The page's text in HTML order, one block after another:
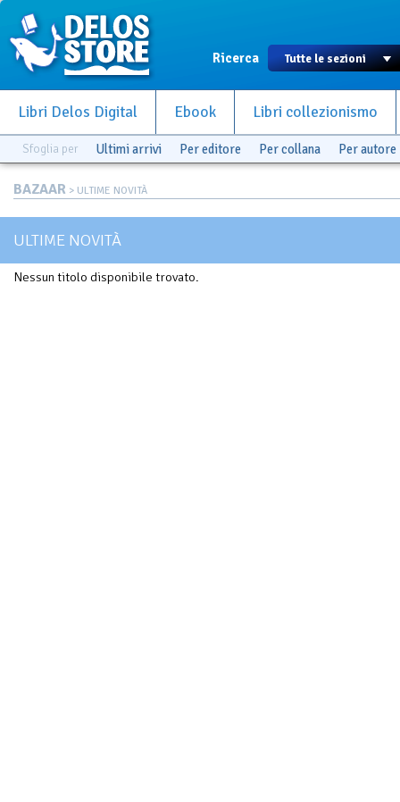
Ricerca
Libri Delos Digital Ebook Libri collezionismo
Sfoglia per Ultimi arrivi Per editore Per collana Per autore
BAZAAR > ULTIME NOVITÀ
ULTIME NOVITÀ
Nessun titolo disponibile trovato.